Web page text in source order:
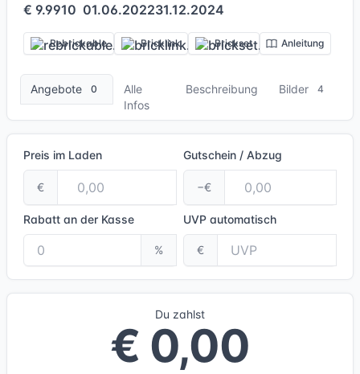
€ 9.9910 01.06.202231.12.2024
Rebrickable Bricklink Brickset Anleitung
Angebote 0
Alle
Infos
Beschreibung Bilder 4
Preis im Laden
€
Gutschein / Abzug
−€
Rabatt an der Kasse
%
UVP automatisch
€
Du zahlst
€ 0,00